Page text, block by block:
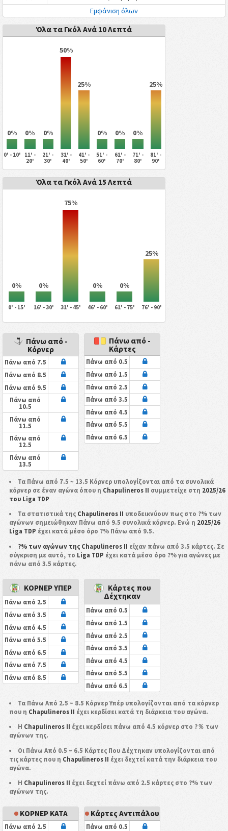
Εμφάνιση όλων
Όλα τα Γκόλ Ανά 10 Λεπτά
0% 0% 0%
50%
25%
0% 0% 0%
25%
0' - 10'
11' -
20'
21' -
30'
31' -
40'
41' -
50'
51' -
60'
61' -
70'
71' -
80'
81' -
90'
Όλα τα Γκόλ Ανά 15 Λεπτά
0% 0%
75%
0% 0%
25%
0' - 15' 16' - 30' 31' - 45' 46' - 60' 61' - 75' 76' - 90'
Πάνω από -
Κόρνερ
Πάνω από 7.5
Πάνω από 8.5
Πάνω από 9.5
Πάνω από
10.5
Πάνω από
11.5
Πάνω από
12.5
Πάνω από
13.5
Πάνω από -
Κάρτες
Πάνω από 0.5
Πάνω από 1.5
Πάνω από 2.5
Πάνω από 3.5
Πάνω από 4.5
Πάνω από 5.5
Πάνω από 6.5
Τα Πάνω από 7.5 ~ 13.5 Κόρνερ υπολογίζονται από τα συνολικά
κόρνερ σε έναν αγώνα όπου η Chapulineros II συμμετείχε στη 2025/26
του Liga TDP
Τα στατιστικά της Chapulineros II υποδεικνύουν πως στο ?% των
αγώνων σημειώθηκαν Πάνω από 9.5 συνολικά κόρνερ. Ενώ η 2025/26
Liga TDP έχει κατά μέσο όρο ?% Πάνω από 9.5.
?% των αγώνων της Chapulineros II είχαν πάνω από 3.5 κάρτες. Σε
σύγκριση με αυτό, το Liga TDP έχει κατά μέσο όρο ?% για αγώνες με
πάνω από 3.5 κάρτες.
ΚΟΡΝΕΡ ΥΠΕΡ
Πάνω από 2.5
Πάνω από 3.5
Πάνω από 4.5
Πάνω από 5.5
Πάνω από 6.5
Πάνω από 7.5
Πάνω από 8.5
Κάρτες που
Δέχτηκαν
Πάνω από 0.5
Πάνω από 1.5
Πάνω από 2.5
Πάνω από 3.5
Πάνω από 4.5
Πάνω από 5.5
Πάνω από 6.5
Τα Πάνω Από 2.5 ~ 8.5 Κόρνερ Υπέρ υπολογίζονται από τα κόρνερ
που η Chapulineros II έχει κερδίσει κατά τη διάρκεια του αγώνα.
Η Chapulineros II έχει κερδίσει πάνω από 4.5 κόρνερ στο ?％ των
αγώνων της.
Οι Πάνω Από 0.5 ~ 6.5 Κάρτες Που Δέχτηκαν υπολογίζονται από
τις κάρτες που η Chapulineros II έχει δεχτεί κατά την διάρκεια του
αγώνα.
Η Chapulineros II έχει δεχτεί πάνω από 2.5 κάρτες στο ?% των
αγώνων της.
ΚΟΡΝΕΡ ΚΑΤΑ
Πάνω από 2.5
Κάρτες Αντιπάλου
Πάνω από 0.5